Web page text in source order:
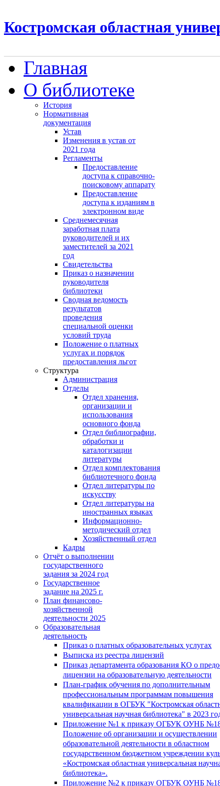
Костромская областная
Главная
О библиотеке
История
Нормативная
документация
Устав
Изменения в устав от
2021 года
Регламенты
Предоставление
доступа к справочно-
поисковому аппарату
Предоставление
доступа к изданиям в
электронном виде
Среднемесячная
заработная плата
руководителей и их
заместителей за 2021
год
Свидетельства
Приказ о назначении
руководителя
библиотеки
Сводная ведомость
результатов
проведения
специальной оценки
условий труда
Положение о платных
услугах и порядок
предоставления льгот
Структура
Администрация
Отделы
Отдел хранения,
организации и
использования
основного фонда
Отдел библиографии,
обработки и
каталогизации
литературы
Отдел комплектования
библиотечного фонда
Отдел литературы по
искусству
Отдел литературы на
иностранных языках
Информационно-
методический отдел
Хозяйственный отдел
Кадры
Отчёт о выполнении
государственного
задания за 2024 год
Государственное
задание на 2025 г.
План финансово-
хозяйственной
деятельности 2025
Образовательная
деятельность
Приказ о платных образовательных услугах
Выписка из реестра лицензий
Приказ департамента образования КО о
лицензии на образовательную деятельности
План-график обучения по дополнительным
профессиональным программам повышения
квалификации в ОГБУК "Костромская
универсальная научная библиотека" в 2023
Приложение №1 к приказу ОГБУК ОУНБ
Положение об организации и осуществлении
образовательной деятельности в областном
государственном бюджетном учреждении
«Костромская областная универсальная
библиотека».
Приложение №2 к приказу ОГБУК ОУНБ